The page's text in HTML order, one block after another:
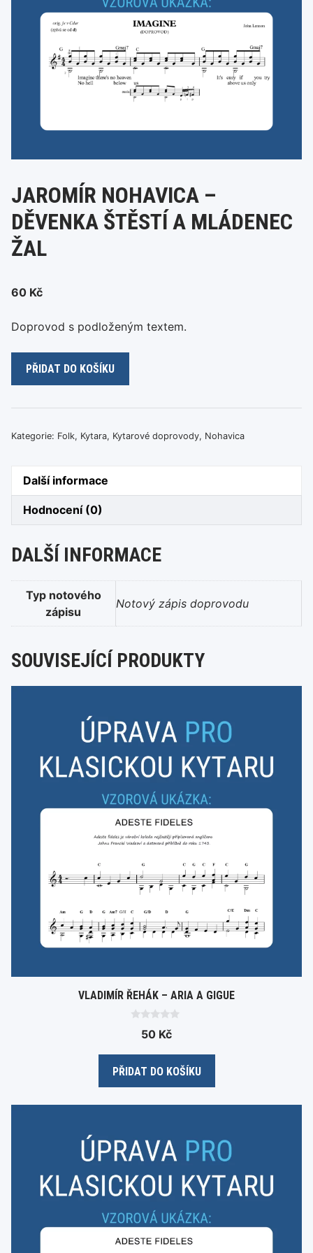
JAROMÍR NOHAVICA –
DĚVENKA ŠTĚSTÍ A MLÁDENEC
ŽAL
60 Kč
Doprovod s podloženým textem.
Jaromír
Děvenka
štěstí
žal
PŘIDAT DO KOŠÍKU
Kategorie: Folk, Kytara, Kytarové doprovody, Nohavica
Další informace
Hodnocení (0)
DALŠÍ INFORMACE
Typ notového
zápisu
Notový zápis doprovodu
SOUVISEJÍCÍ PRODUKTY
VLADIMÍR ŘEHÁK – ARIA A GIGUE
t
f
50 Kč
PŘIDAT DO KOŠÍKU